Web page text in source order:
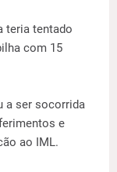
teria tentado
com 15
a ser socorrida
e
ao IML.